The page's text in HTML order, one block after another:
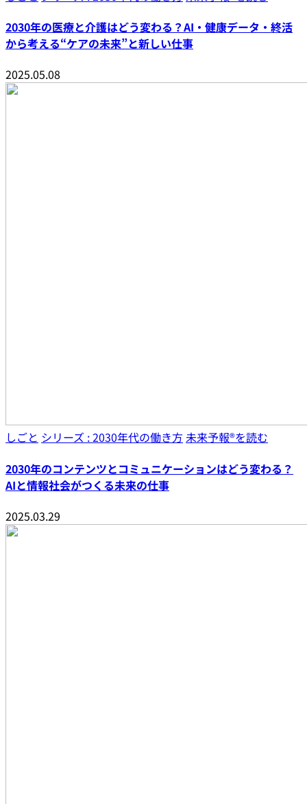
2030年の医療と介護はどう変わる？AI・健康データ・終活
から考える“ケアの未来”と新しい仕事
2025.05.08
しごと シリーズ : 2030年代の働き方未来予報®︎を読む
2030年のコンテンツとコミュニケーションはどう変わる？
AIと情報社会がつくる未来の仕事
2025.03.29